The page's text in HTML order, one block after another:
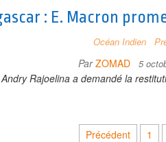
: E. Macron
Océan Indien
ParZOMAD 5
Rajoelina a demandé la
Précédent 1